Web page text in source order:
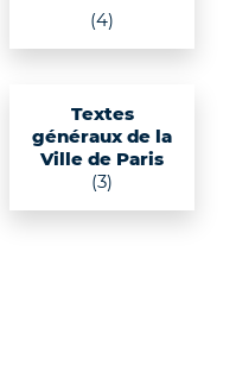
(4)
Textes
généraux de la
Ville de Paris
(3)